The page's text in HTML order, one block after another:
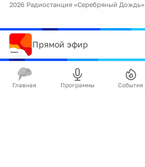
2026 Радиостанция «Серебряный Дождь»
Прямой эфир
Главная Программы События